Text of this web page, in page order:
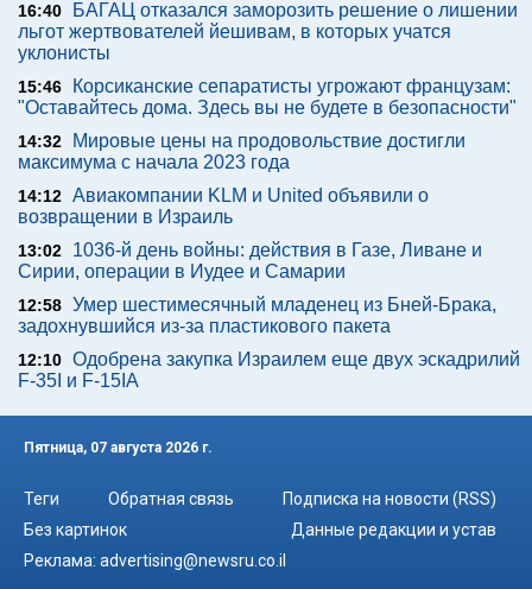
16:40
БАГАЦ отказался заморозить решение о лишении
льгот жертвователей йешивам, в которых учатся
уклонисты
15:46
Корсиканские сепаратисты угрожают французам:
"Оставайтесь дома. Здесь вы не будете в безопасности"
14:32
Мировые цены на продовольствие достигли
максимума с начала 2023 года
14:12 Авиакомпании KLM и United объявили о
возвращении в Израиль
13:02
1036-й день войны: действия в Газе, Ливане и
Сирии, операции в Иудее и Самарии
12:58 Умер шестимесячный младенец из Бней-Брака,
задохнувшийся из-за пластикового пакета
12:10 Одобрена закупка Израилем еще двух эскадрилий
F-35I и F-15IA
Пятница, 07 августа 2026 г.
Теги Обратная связь
Подписка на новости (RSS)
Без картинок
Данные редакции и устав
Реклама: advertising@newsru.co.il